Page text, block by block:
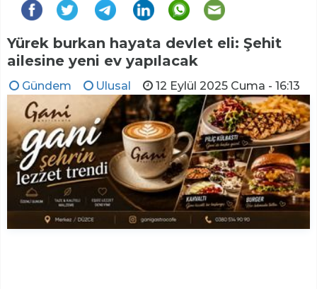
Yürek burkan hayata devlet eli: Şehit
ailesine yeni ev yapılacak
Gündem Ulusal 12 Eylül 2025 Cuma - 16:13